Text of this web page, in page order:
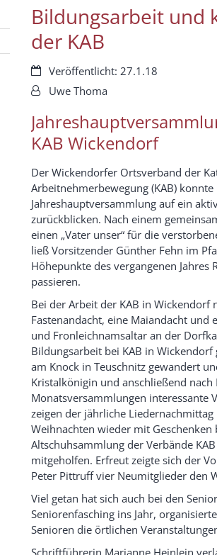
Bildungsarbeit und
der KAB
Datum:Veröffentlicht: 27.1.18
Von:Uwe Thoma
KAB Wickendorf
Der Wickendorfer Ortsverband der
Arbeitnehmerbewegung (KAB)
Jahreshauptversammlung auf ein
zurückblicken. Nach einem
einen „Vater unser“ für die
ließ Vorsitzender Günther Fehn im
Höhepunkte des vergangenen Jahres
passieren.
Bei der Arbeit der KAB in
Fastenandacht, eine Maiandacht
und Fronleichnamsaltar an der
Bildungsarbeit bei KAB in Wickendorf
am Knock in Teuschnitz gewandert
Kristalkönigin und anschließend
Monatsversammlungen interessante
zeigen der jährliche
Weihnachten wieder mit
Altschuhsammlung der Verbände
mitgeholfen. Erfreut zeigte sich der
Peter Pittruff vier Neumitglieder den
Viel getan hat sich auch bei den
Seniorenfasching ins Jahr,
Senioren die örtlichen
Schriftführerin Marianne Heinlein